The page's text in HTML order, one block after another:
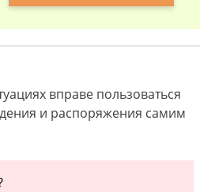
вправе пользоваться
и распоряжения самим